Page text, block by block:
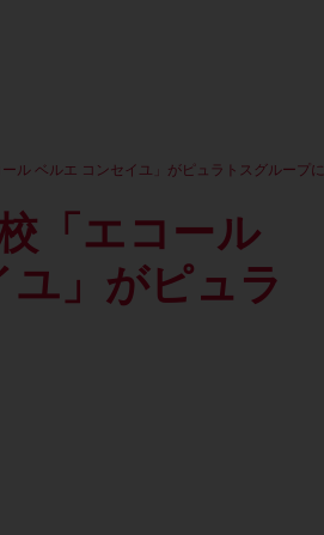
ル ベルエ コンセイユ」がピュラトスグループに
「エコール
」がピュラ